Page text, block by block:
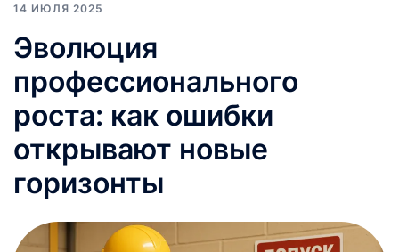
14 ИЮЛЯ 2025
Эволюция
профессионального
роста: как ошибки
открывают новые
горизонты